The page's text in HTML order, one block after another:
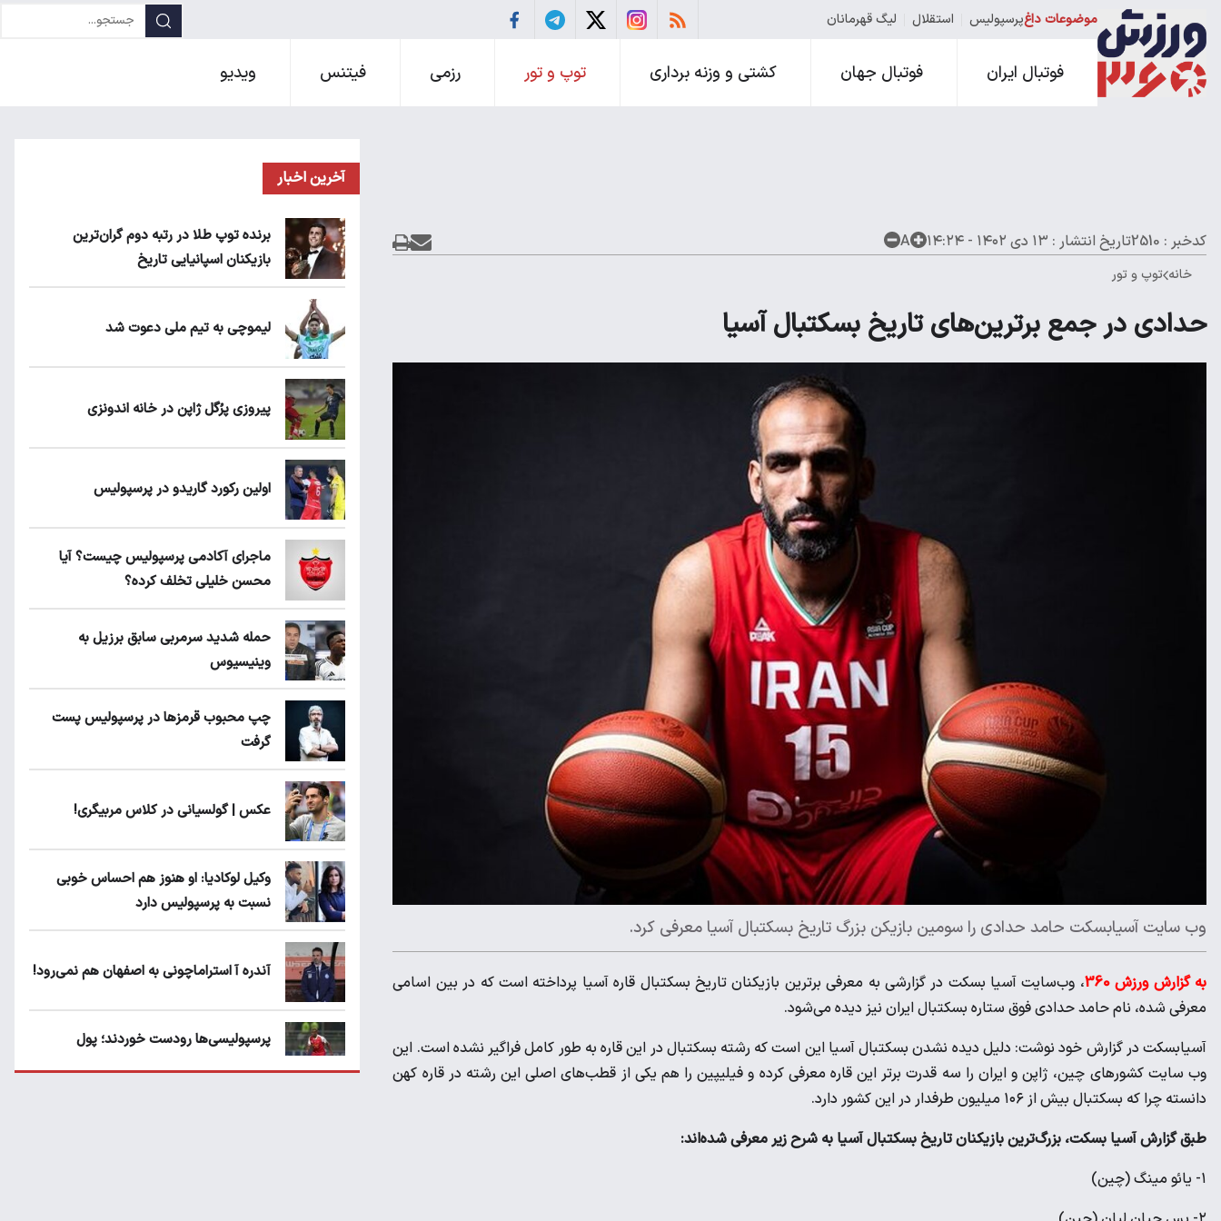
موضوعات داغپرسپولیس استقلال لیگ قهرمانان
فوتبال ایران فوتبال جهان کشتی و وزنه برداری توپ و تور رزمی فیتنس ویدیو
کدخبر : 2510 تاریخ انتشار : ۱۳ دی ۱۴۰۲ - ۱۴:۲۴ A
خانه توپ و تور
حدادی در جمع برترین‌های تاریخ بسکتبال آسیا
وب‌ سایت‌ آسیابسکت حامد حدادی را سومین بازیکن بزرگ تاریخ بسکتبال آسیا معرفی کرد.
به گزارش ورزش 360
، وب‌سایت آسیا بسکت در گزارشی به معرفی برترین بازیکنان تاریخ بسکتبال قاره آسیا پرداخته است که در بین اسامی
معرفی شده، نام حامد حدادی فوق ستاره بسکتبال ایران نیز دیده می‌شود.
آسیابسکت در گزارش خود نوشت: دلیل دیده نشدن بسکتبال آسیا این است که رشته بسکتبال در این قاره به طور کامل فراگیر نشده است. این
وب سایت کشورهای چین، ژاپن و ایران را سه قدرت برتر این قاره معرفی کرده و فیلیپین را هم یکی از قطب‌های اصلی این رشته در قاره کهن
دانسته چرا که بسکتبال بیش از ۱۰۶ میلیون طرفدار در این کشور دارد.
طبق گزارش آسیا بسکت، بزرگ‌ترین بازیکنان تاریخ بسکتبال آسیا به شرح زیر معرفی شده‌اند:
۱- یائو مینگ (چین)
آخرین اخبار
برنده توپ طلا در رتبه دوم گران‌ترین
بازیکنان اسپانیایی تاریخ
لیموچی به تیم ملی دعوت شد
پیروزی پرُگل ژاپن در خانه اندونزی
اولین رکورد گاریدو در پرسپولیس
ماجرای آکادمی پرسپولیس چیست؟ آیا
محسن خلیلی تخلف کرده؟
حمله شدید سرمربی سابق برزیل به
وینیسیوس
چپ محبوب قرمزها در پرسپولیس پست
گرفت
عکس | گولسیانی در کلاس مربیگری!
وکیل لوکادیا: او هنوز هم احساس خوبی
نسبت به پرسپولیس دارد
آندره آ استراماچونی به اصفهان هم نمی‌رود!
پرسپولیسی‌ها رودست خوردند؛ پول